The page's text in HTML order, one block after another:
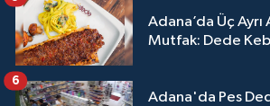
Adana’da Üç Ayrı
Mutfak: Dede
Adana'da Pes
6